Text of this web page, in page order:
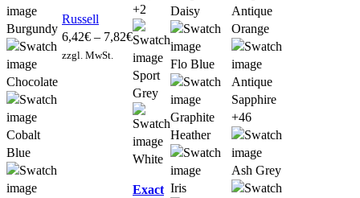
Burgundy
Chocolate
Cobalt
Blue
Russell
6,42€ – 7,82€
zzgl. MwSt.
+2
Sport
Grey
White
Exact
Daisy
Flo Blue
Graphite
Heather
Iris
Antique
Orange
Antique
Sapphire
+46
Ash Grey